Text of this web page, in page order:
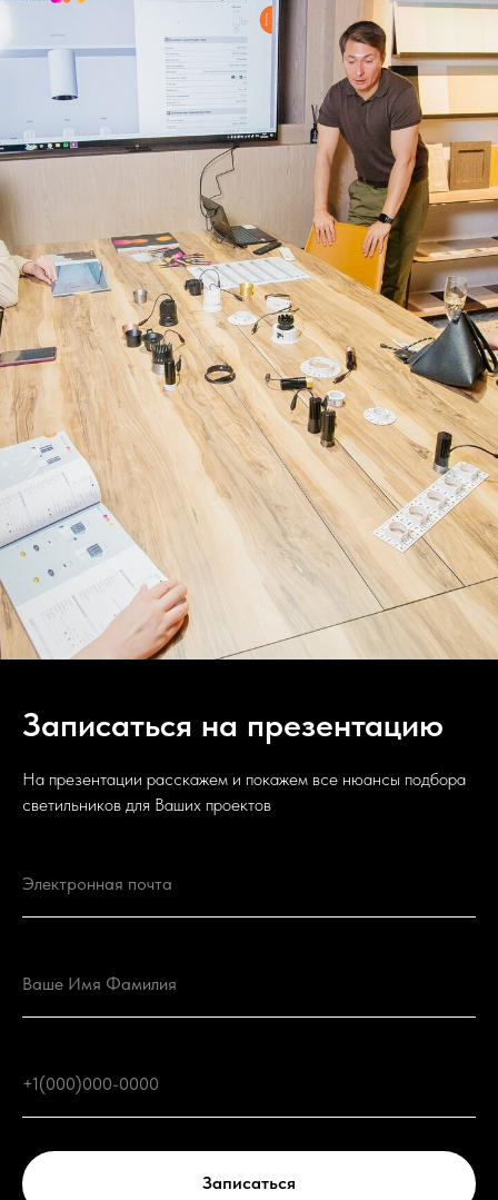
Записаться на презентацию
На презентации расскажем и покажем все нюансы подбора
светильников для Ваших проектов
Записаться